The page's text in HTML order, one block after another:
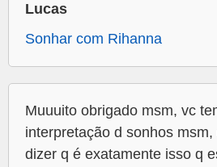
Lucas
Sonhar com Rihanna
Muuuito obrigado msm, vc
interpretação d sonhos
dizer q é exatamente isso q